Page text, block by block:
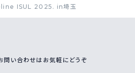
ISUL 2025. in埼玉
問い合わせはお気軽にどうぞ